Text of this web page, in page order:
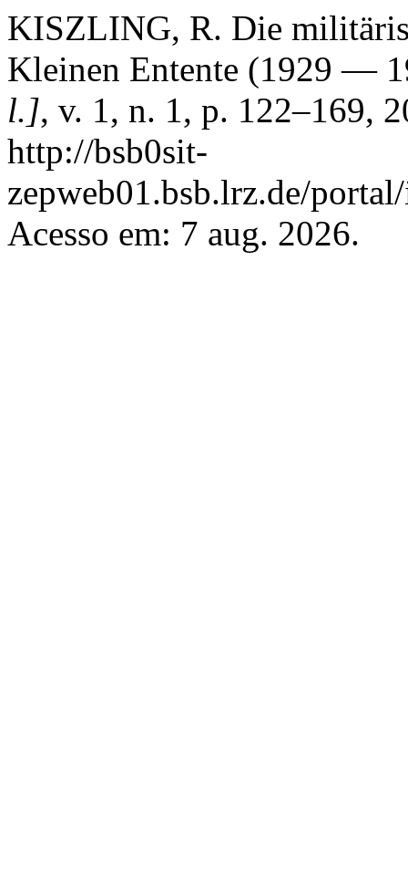
KISZLING, R. Die
Kleinen Entente (1929 —
l.], v. 1, n. 1, p. 122–169,
http://bsb0sit-
zepweb01.bsb.lrz.de/
Acesso em: 7 aug. 2026.